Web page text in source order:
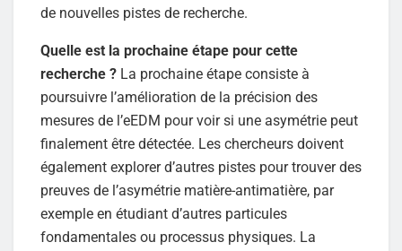
de nouvelles pistes de recherche.
Quelle est la prochaine étape pour cette
recherche ? La prochaine étape consiste à
poursuivre l’amélioration de la précision des
mesures de l’eEDM pour voir si une asymétrie peut
finalement être détectée. Les chercheurs doivent
également explorer d’autres pistes pour trouver des
preuves de l’asymétrie matière-antimatière, par
exemple en étudiant d’autres particules
fondamentales ou processus physiques. La